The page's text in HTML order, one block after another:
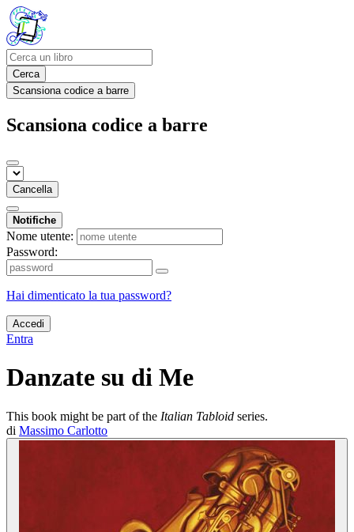
Cerca
Scansiona codice a barre
Scansiona codice a barre
Cancella
Notifiche
Nome utente:
Password:
Hai dimenticato la tua password?
Accedi
Entra
Danzate su di Me
This book might be part of the Italian Tabloid series.
di Massimo Carlotto